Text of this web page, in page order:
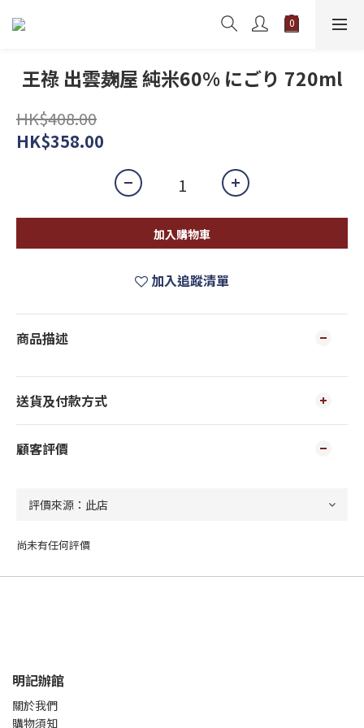
王祿 出雲麹屋 純米60% にごり 720ml
HK$408.00
HK$358.00
加入購物車
加入追蹤清單
商品描述
送貨及付款方式
顧客評價
尚未有任何評價
明記辦館
關於我們
購物須知